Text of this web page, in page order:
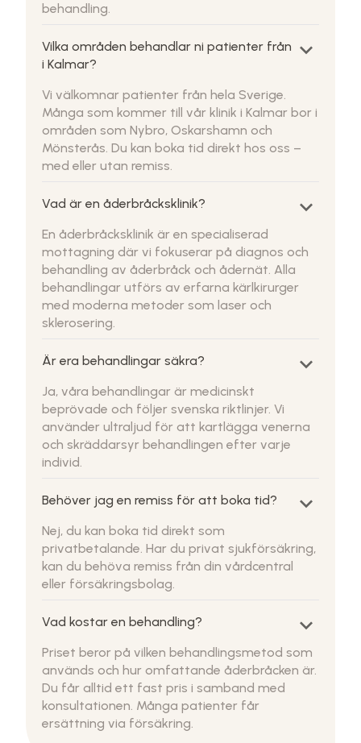
behandling.
Vilka områden behandlar ni patienter från
i Kalmar?
keyboard_arrow_down
Vi välkomnar patienter från hela Sverige.
Många som kommer till vår klinik i Kalmar bor i
områden som Nybro, Oskarshamn och
Mönsterås. Du kan boka tid direkt hos oss –
med eller utan remiss.
Vad är en åderbråcksklinik? keyboard_arrow_down
En åderbråcksklinik är en specialiserad
mottagning där vi fokuserar på diagnos och
behandling av åderbråck och ådernät. Alla
behandlingar utförs av erfarna kärlkirurger
med moderna metoder som laser och
sklerosering.
Är era behandlingar säkra? keyboard_arrow_down
Ja, våra behandlingar är medicinskt
beprövade och följer svenska riktlinjer. Vi
använder ultraljud för att kartlägga venerna
och skräddarsyr behandlingen efter varje
individ.
Behöver jag en remiss för att boka tid? keyboard_arrow_down
Nej, du kan boka tid direkt som
privatbetalande. Har du privat sjukförsäkring,
kan du behöva remiss från din vårdcentral
eller försäkringsbolag.
Vad kostar en behandling? keyboard_arrow_down
Priset beror på vilken behandlingsmetod som
används och hur omfattande åderbråcken är.
Du får alltid ett fast pris i samband med
konsultationen. Många patienter får
ersättning via försäkring.